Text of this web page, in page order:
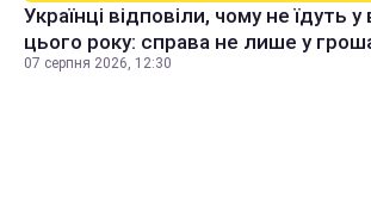
Українці відповіли, чому не їдуть у
цього року: справа не лише у
07 серпня 2026, 12:30